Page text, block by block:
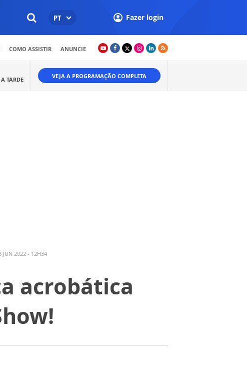
PT Fazer login
COMO ASSISTIR ANUNCIE
TARDE VEJA A PROGRAMAÇÃO COMPLETA
JUN 2022 - 12H34
acrobática